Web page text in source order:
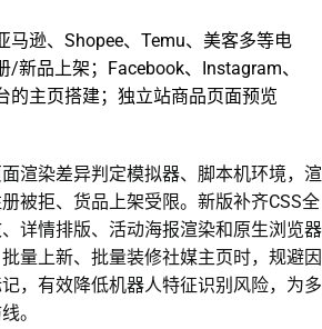
马逊、Shopee、Temu、美客多等电
/新品上架；Facebook、Instagram、
的主页搭建；独立站商品页面预览
渲染差异判定模拟器、脚本机环境，渲
被拒、货品上架受限。新版补齐CSS全
详情排版、活动海报渲染和原生浏览器
量上新、批量装修社媒主页时，规避因
，有效降低机器人特征识别风险，为多
。